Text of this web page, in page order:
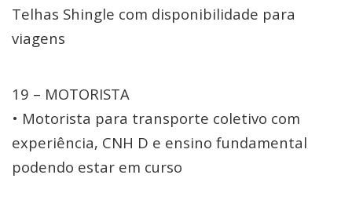
Telhas Shingle com disponibilidade para
viagens
19 – MOTORISTA
• Motorista para transporte coletivo com
experiência, CNH D e ensino fundamental
podendo estar em curso